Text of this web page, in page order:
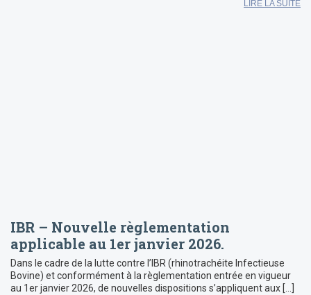
LIRE LA SUITE
IBR – Nouvelle règlementation
applicable au 1er janvier 2026.
Dans le cadre de la lutte contre l’IBR (rhinotrachéite Infectieuse
Bovine) et conformément à la règlementation entrée en vigueur
au 1er janvier 2026, de nouvelles dispositions s’appliquent aux […]